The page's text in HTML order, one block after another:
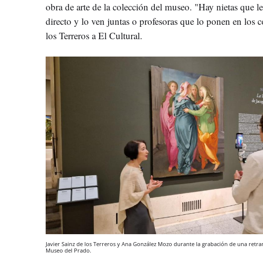
obra de arte de la colección del museo. "Hay nietas que
directo y lo ven juntas o profesoras que lo ponen en los
los Terreros a El Cultural.
Javier Sainz de los Terreros y Ana González Mozo durante la grabación de una
Museo del Prado.